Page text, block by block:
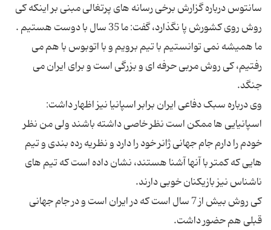
سانتوس درباره گزارش برخی رسانه های پرتغالی مبنی بر اینکه کی
روش روی کشورش پا نگذارد، گفت: ما 35 سال با دوست هستیم .
ما همیشه نمی توانستیم با تیم برویم و با اتوبوس با هم می
رفتیم، کی روش مربی حرفه ای و بزرگی است و برای ایران می
جنگد.
وی درباره سبک دفاعی ایران برابر اسپانیا نیز اظهار داشت:
اسپانیایی ها ممکن است نظر خاصی داشته باشند ولی من نظر
خودم را دارم جام جهانی ژانر خود را دارد و نظریه رده بندی و تیم
هایی که کمتر با آنها آشنا هستند، نشان داده است که تیم های
ناشناس نیز بازیکنان خوبی دارند.
کی روش بیش از 7 سال است که در ایران است و در جام جهانی
قبلی هم حضور داشت.